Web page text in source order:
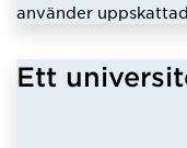
använder
Ett